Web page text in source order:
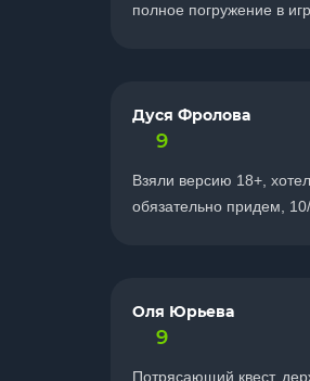
полное погружение в
Дуся Фролова
9
Взяли версию 18+,
обязательно придем,
Оля Юрьева
9
Потрясающий квест,